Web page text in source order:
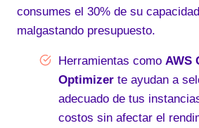
consumes el 30% de su
malgastando presupuesto.
Herramientas como AWS
Optimizer te ayudan a
adecuado de tus
costos sin afectar el